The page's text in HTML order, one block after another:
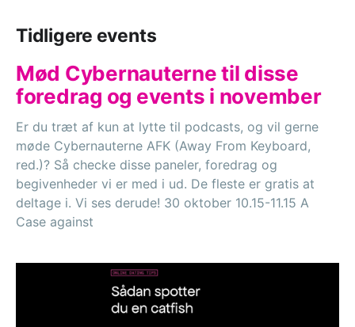
Tidligere events
Mød Cybernauterne til disse
foredrag og events i november
Er du træt af kun at lytte til podcasts, og vil gerne
møde Cybernauterne AFK (Away From Keyboard,
red.)? Så checke disse paneler, foredrag og
begivenheder vi er med i ud. De fleste er gratis at
deltage i. Vi ses derude! 30 oktober 10.15-11.15 A
Case against